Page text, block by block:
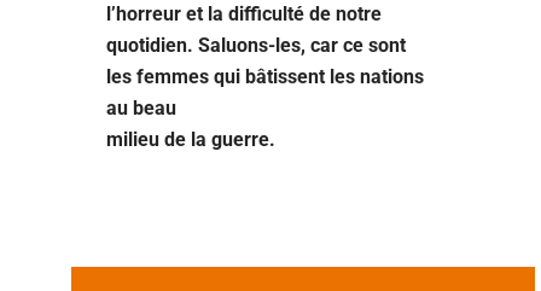
l’horreur et la difficulté de notre
quotidien. Saluons-les, car ce sont
les femmes qui bâtissent les nations
au beau
milieu de la guerre.